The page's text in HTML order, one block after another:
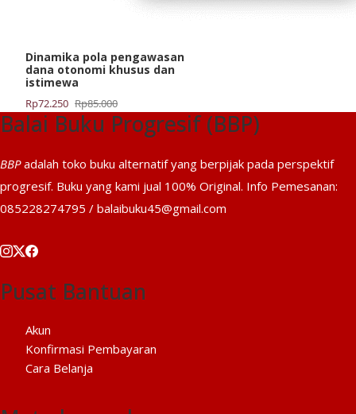
Dinamika pola pengawasan
dana otonomi khusus dan
istimewa
Rp85.000
Harga
aslinya
adalah:
Rp72.250
Harga
saat
ini
Rp72.250.
Balai Buku Progresif (BBP)
BBPadalah toko buku alternatif yang berpijak pada perspektif
progresif. Buku yang kami jual 100% Original. Info Pemesanan:
085228274795 / balaibuku45@gmail.com
Pusat Bantuan
Akun
Konfirmasi Pembayaran
Cara Belanja